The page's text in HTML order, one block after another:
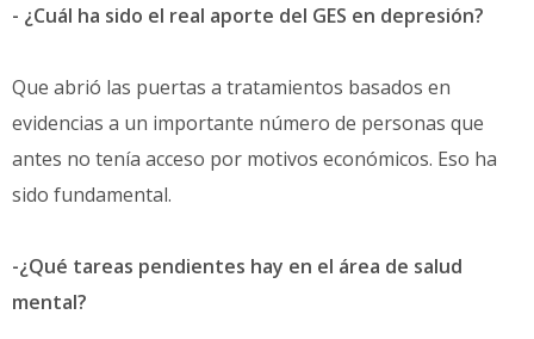
- ¿Cuál ha sido el real aporte del GES en depresión?
Que abrió las puertas a tratamientos basados en
evidencias a un importante número de personas que
antes no tenía acceso por motivos económicos. Eso ha
sido fundamental.
-¿Qué tareas pendientes hay en el área de salud
mental?